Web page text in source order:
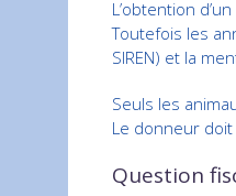
L’obtention
Toutefois les
SIREN) et la
Seuls les
Le donneur
Question